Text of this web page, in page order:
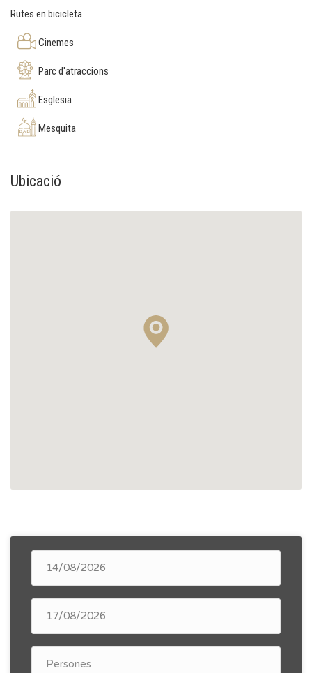
Rutes en bicicleta
Cinemes
Parc d'atraccions
Esglesia
Mesquita
Ubicació